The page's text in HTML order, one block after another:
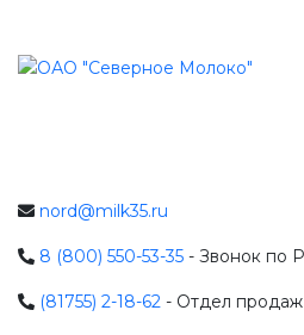
nord@milk35.ru
8 (800) 550-53-35 - Звонок по
(81755) 2-18-62 - Отдел продаж